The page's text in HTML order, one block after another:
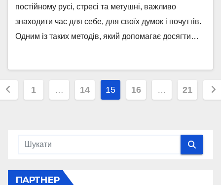
постійному русі, стресі та метушні, важливо
знаходити час для себе, для своїх думок і почуттів.
Одним із таких методів, який допомагає досягти…
1 … 14 15 16 … 21
ПАРТНЕР